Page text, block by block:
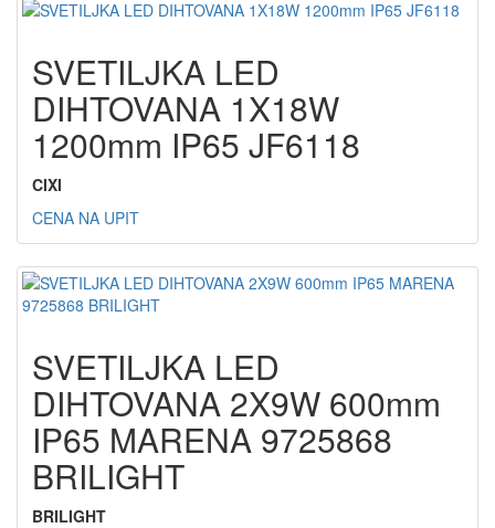
SVETILJKA LED
DIHTOVANA 1X18W
1200mm IP65 JF6118
CIXI
CENA NA UPIT
SVETILJKA LED
DIHTOVANA 2X9W 600mm
IP65 MARENA 9725868
BRILIGHT
BRILIGHT